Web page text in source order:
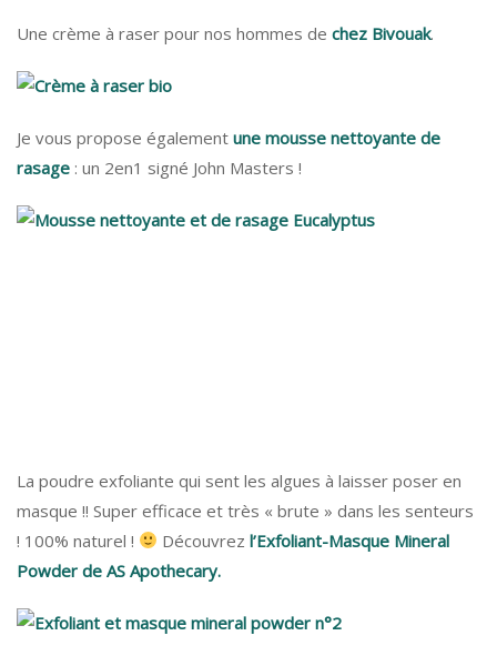
Une crème à raser pour nos hommes de chez Bivouak.
Je vous propose également une mousse nettoyante de
rasage : un 2en1 signé John Masters !
La poudre exfoliante qui sent les algues à laisser poser en
masque !! Super efficace et très « brute » dans les senteurs
! 100% naturel !
Découvrezl’Exfoliant-Masque Mineral
Powder de AS Apothecary.